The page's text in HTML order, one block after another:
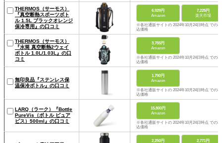
THERMOS（サーモス）
『真空断熱スポーツボト
ル 1.5L ブラックオレンジ
保冷専用』の口コミ
6,929円
Amazon
7,225円
楽天市場
※各社通販サイトの 2024年10月24日時点 での税
込価格
THERMOS（サーモス）
『水筒 真空断熱2ウェイ
ボトル 1.0L/1.03L』の口
コミ
3,755円
Amazon
※各社通販サイトの 2024年10月24日時点 での税
込価格
無印良品『ステンレス保
温保冷ボトル』の口コミ
1,790円
Amazon
※各社通販サイトの 2024年10月24日時点 での税
込価格
LARQ（ラーク）『Bottle
PureVis（ボトル ピュア
ビス）500ml』の口コミ
15,800円
Amazon
※各社通販サイトの 2024年10月24日時点 での税
込価格
2,250円 2,771円